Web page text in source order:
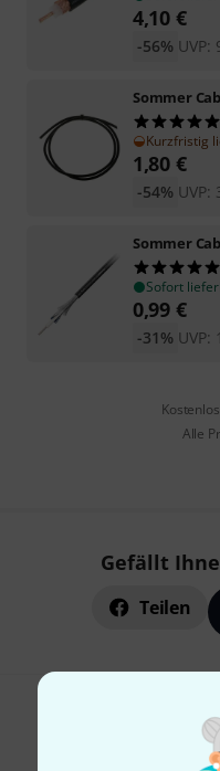
4,10 €
UVP:
-56%
Sommer
Kurzfristig
1,80 €
UVP:
-54%
Sommer
Sofort
0,99 €
UVP:
-31%
Alle
Gefällt
Teilen